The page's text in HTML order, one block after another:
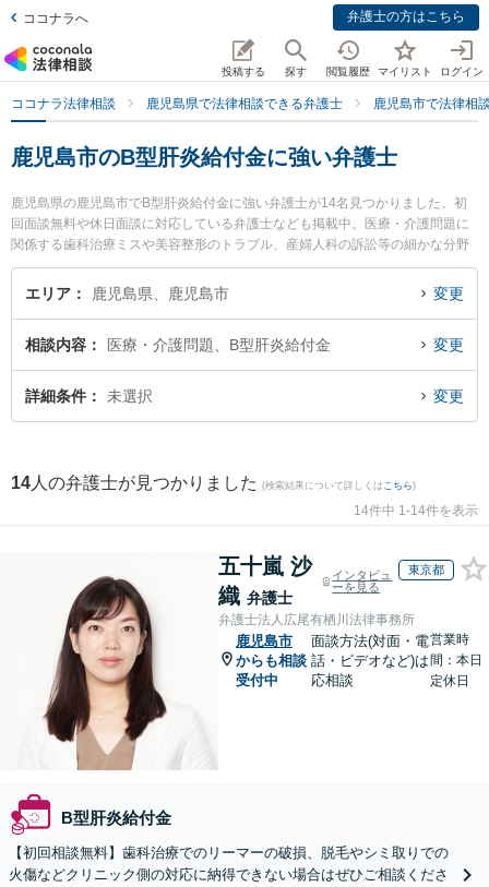
ココナラへ 弁護士の方はこちら
投稿する 探す 閲覧履歴 マイリスト ログイン
ココナラ法律相談 鹿児島県で法律相談できる弁護士 鹿児島市で法律相
鹿児島市のB型肝炎給付金に強い弁護士
鹿児島県の鹿児島市でB型肝炎給付金に強い弁護士が14名見つかりました。初
回面談無料や休日面談に対応している弁護士なども掲載中。医療・介護問題に
関係する歯科治療ミスや美容整形のトラブル、産婦人科の訴訟等の細かな分野
での絞り込み検索もでき便利です。特に弁護士法人平松剛法律事務所 鹿児島事
務所の田代 幸嗣弁護士や髙橋総合法律事務所の髙橋 昭広弁護士、堂免法律事務
ぐに弁護士に相談したい』『B型肝炎給付金のトラブル解決の実績豊富な近くの
弁護士を検索したい』『初回相談無料でB型肝炎給付金を法律相談できる鹿児島
市内の弁護士に相談予約したい』などでお困りの相談者さんにおすすめです。
エリア 鹿児島県、鹿児島市 変更
相談内容 医療・介護問題、B型肝炎給付金 変更
詳細条件 未選択 変更
14 人の弁護士が見つかりました (検索結果について詳しくは こちら)
14件中 1-14件を表示
五十嵐 沙
織 弁護士
インタビュ
ーを見る
東京都
弁護士法人広尾有栖川法律事務所
鹿児島市
からも相談
受付中
面談方法(対面・電
話・ビデオなど)は
応相談
営業時
間：本日
定休日
B型肝炎給付金
【初回相談無料】歯科治療でのリーマーの破損、脱毛やシミ取りでの
火傷などクリニック側の対応に納得できない場合はぜひご相談くださ